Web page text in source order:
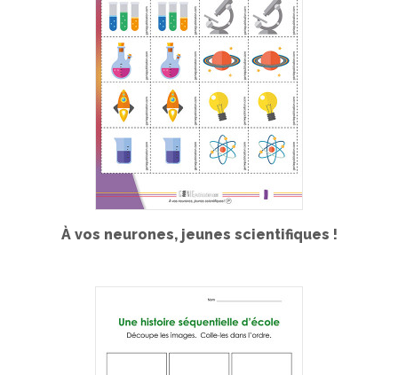
À vos neurones, jeunes scientifiques !